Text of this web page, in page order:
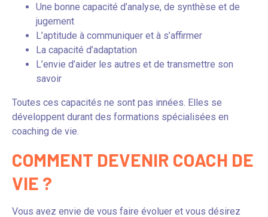
Une bonne capacité d’analyse, de synthèse et de
jugement
L’aptitude à communiquer et à s’affirmer
La capacité d’adaptation
L’envie d’aider les autres et de transmettre son
savoir
Toutes ces capacités ne sont pas innées. Elles se
développent durant des formations spécialisées en
coaching de vie.
COMMENT DEVENIR COACH DE
VIE ?
Vous avez envie de vous faire évoluer et vous désirez